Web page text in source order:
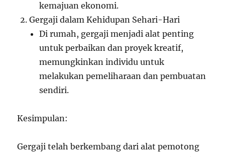
kemajuan ekonomi.
Gergaji dalam Kehidupan Sehari-Hari
Di rumah, gergaji menjadi alat penting
untuk perbaikan dan proyek kreatif,
memungkinkan individu untuk
melakukan pemeliharaan dan pembuatan
sendiri.
Kesimpulan:
Gergaji telah berkembang dari alat pemotong